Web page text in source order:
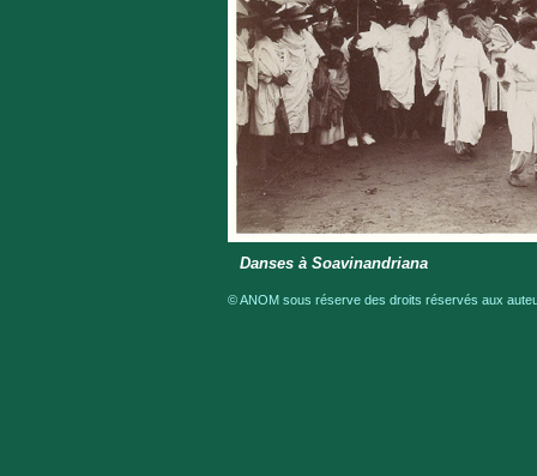
Danses à Soavinandriana
© ANOM sous réserve des droits réservés aux